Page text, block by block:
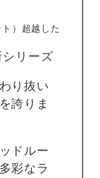
）超越した
シリーズ
り抜い
誇りま
ドルー
彩なラ